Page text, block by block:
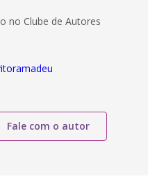
no Clube de Autores
Fale com o autor